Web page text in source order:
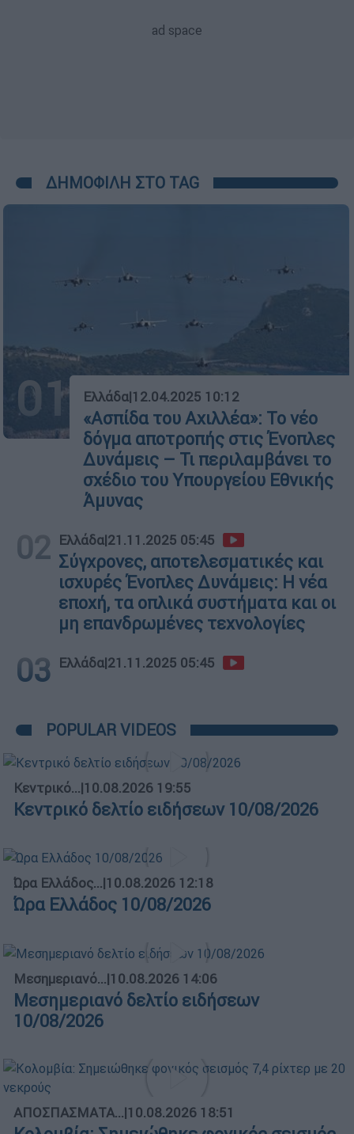
ΔΗΜΟΦΙΛΗ ΣΤΟ TAG
01 Ελλάδα|12.04.2025 10:12
«Ασπίδα του Αχιλλέα»: Το νέο
δόγμα αποτροπής στις Ένοπλες
Δυνάμεις – Τι περιλαμβάνει το
σχέδιο του Υπουργείου Εθνικής
Άμυνας
02 Ελλάδα|21.11.2025 05:45
Σύγχρονες, αποτελεσματικές και
ισχυρές Ένοπλες Δυνάμεις: Η νέα
εποχή, τα οπλικά συστήματα και οι
μη επανδρωμένες τεχνολογίες
03 Ελλάδα|21.11.2025 05:45
POPULAR VIDEOS
Κεντρικό...|10.08.2026 19:55
Κεντρικό δελτίο ειδήσεων 10/08/2026
Ώρα Ελλάδος...|10.08.2026 12:18
Ώρα Ελλάδος 10/08/2026
Μεσημεριανό...|10.08.2026 14:06
Μεσημεριανό δελτίο ειδήσεων
10/08/2026
ΑΠΟΣΠΑΣΜΑΤΑ...|10.08.2026 18:51